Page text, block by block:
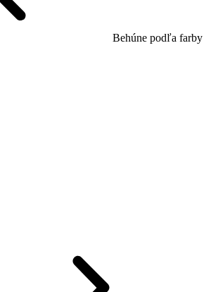
Behúne podľa farby